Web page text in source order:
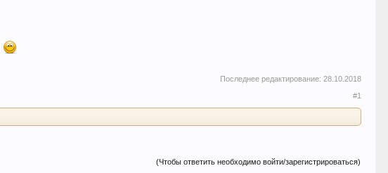
Последнее редактирование: 28.10.2018
#1
(Чтобы ответить необходимо войти/зарегистрироваться)